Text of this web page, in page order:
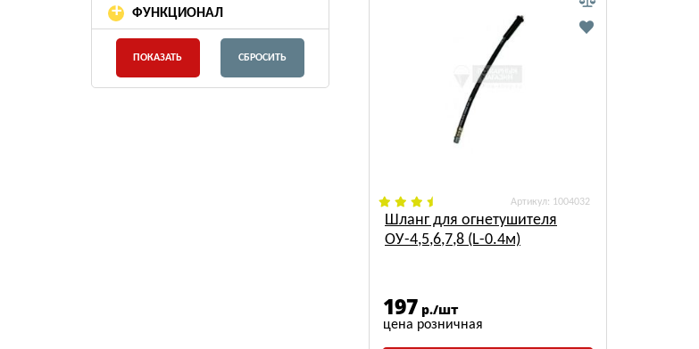
+ ФУНКЦИОНАЛ
: 1004032
Шланг для огнетушителя
ОУ-4,5,6,7,8 (L-0.4м)
197 р./шт